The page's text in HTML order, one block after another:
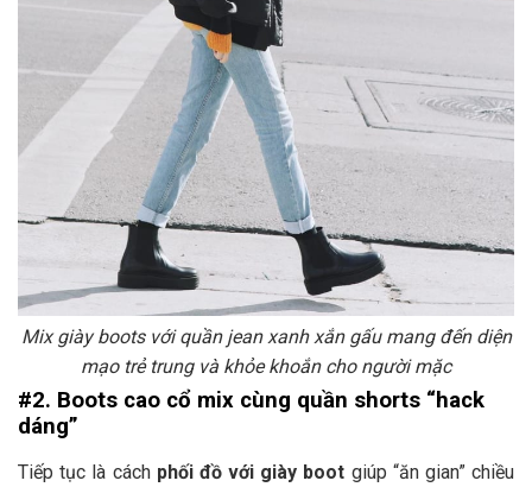
Mix giày boots với quần jean xanh xắn gấu mang đến diện
mạo trẻ trung và khỏe khoắn cho người mặc
#2. Boots cao cổ mix cùng quần shorts “hack
dáng”
Tiếp tục là cáchphối đồ với giày boot giúp “ăn gian” chiều